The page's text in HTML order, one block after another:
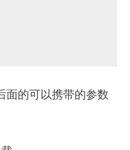
面的可以携带的参数